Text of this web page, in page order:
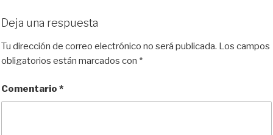
s
k
y
o
d
o
b
o
o
d
i
t
r
t
Deja una respuesta
Tu dirección de correo electrónico no será publicada. Los campos
obligatorios están marcados con *
Comentario *